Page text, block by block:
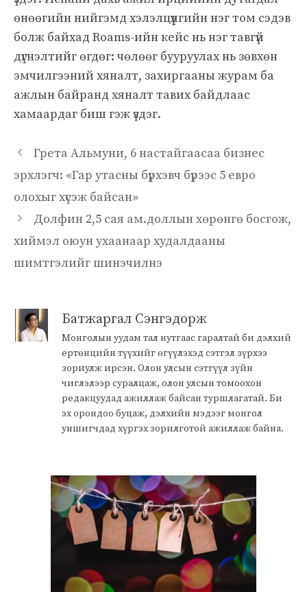
өнөөгийн нийгэмд хэлэлцүүлгийн нэг том сэдэв
болж байхад Roams-ийн кейс нь нэг тавгүй
дүгнэлтийг өгдөг: чөлөөг бууруулах нь зөвхөн
эмчилгээний хяналт, захиргааны журам ба
ажлын байранд хяналт тавих байдлаас
хамаардаг биш гэж үздэг.
Грета Альмуни, 6 настайгаасаа бизнес
эрхлэгч: «Гар утасны бүрхэвч бүрээс 5 евро
олохыг хүсэж байсан»
Долфин 2,5 сая ам.доллын хөрөнгө босгож,
хиймэл оюун ухаанаар худалдааны
шимтгэлийг шинэчилнэ
Батжаргал Сэнгэдорж
Монголын уудам тал нутгаас гаралтай би дэлхий
ертөнцийн түүхийг өгүүлэхэд сэтгэл зүрхээ
зориулж ирсэн. Олон улсын сэтгүүл зүйн
чиглэлээр суралцаж, олон улсын томоохон
редакцуудад ажиллаж байсан туршлагатай. Би
эх орондоо буцаж, дэлхийн мэдээг монгол
уншигчдад хүргэх зорилготой ажиллаж байна.